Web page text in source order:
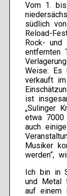
Vom 1.
südlich
Reload-
Rock- und
entfernten
Weise: Es
verkauft
ist
„Sulinger
etwa 7000
auch
Musiker
werden“,
Ich bin in
und Metal
auf einem